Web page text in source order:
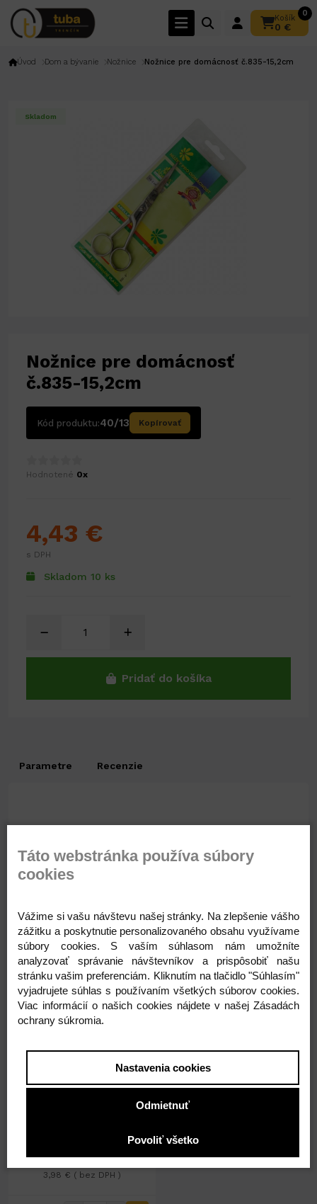
Košík
0
0 €
Úvod Dom a bývanie Nožnice Nožnice pre domácnosť č.835-15,2cm
Skladom
Nožnice pre domácnosť
č.835-15,2cm
Kód produktu:40/13 Kopírovať
Hodnotené 0x
Skladom 10 ks
4,43 €
s DPH
Pridať do košíka
Parametre Recenzie
3,98 € ( bez DPH )
Táto webstránka používa súbory
cookies
Vážime si vašu návštevu našej stránky. Na zlepšenie vášho
zážitku a poskytnutie personalizovaného obsahu využívame
súbory cookies. S vaším súhlasom nám umožníte
analyzovať správanie návštevníkov a prispôsobiť našu
stránku vašim preferenciám. Kliknutím na tlačidlo "Súhlasím"
vyjadrujete súhlas s používaním všetkých súborov cookies.
Viac informácií o našich cookies nájdete v našej Zásadách
ochrany súkromia.
Nastavenia cookies
Odmietnuť
Povoliť všetko